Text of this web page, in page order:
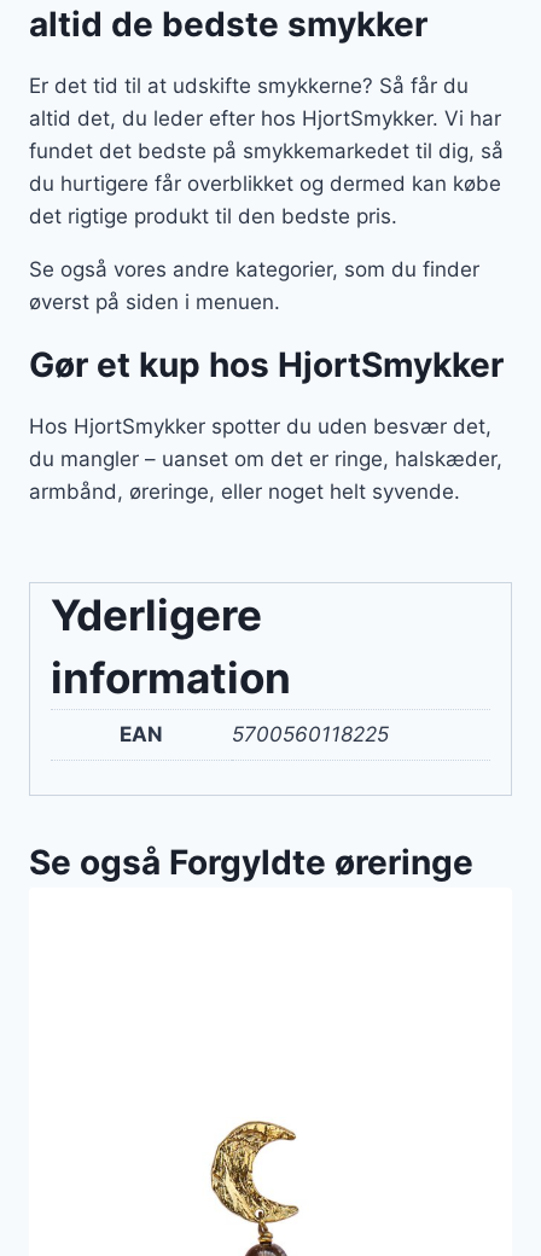
altid de bedste smykker
Er det tid til at udskifte smykkerne? Så får du
altid det, du leder efter hos HjortSmykker. Vi har
fundet det bedste på smykkemarkedet til dig, så
du hurtigere får overblikket og dermed kan købe
det rigtige produkt til den bedste pris.
Se også vores andre kategorier, som du finder
øverst på siden i menuen.
Gør et kup hos HjortSmykker
Hos HjortSmykker spotter du uden besvær det,
du mangler – uanset om det er ringe, halskæder,
armbånd, øreringe, eller noget helt syvende.
Yderligere
information
EAN 5700560118225
Se også Forgyldte øreringe